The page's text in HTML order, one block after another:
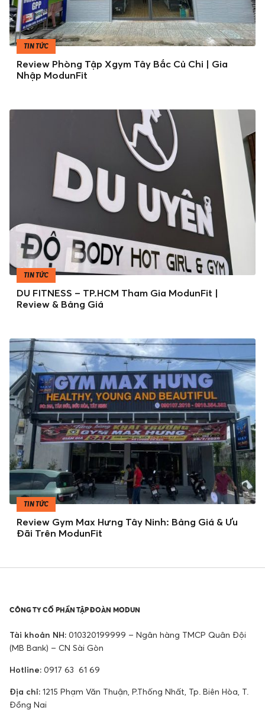
TIN TỨC
Review Phòng Tập Xgym Tây Bắc Củ Chi | Gia
Nhập ModunFit
TIN TỨC
DU FITNESS – TP.HCM Tham Gia ModunFit |
Review & Bảng Giá
TIN TỨC
Review Gym Max Hưng Tây Ninh: Bảng Giá & Ưu
Đãi Trên ModunFit
CÔNG TY CỔ PHẦN TẬP ĐOÀN MODUN
Tài khoản NH: 010320199999 – Ngân hàng TMCP Quân Đội
(MB Bank) – CN Sài Gòn
Hotline: 0917 63 61 69
Địa chỉ: 1215 Phạm Văn Thuận, P.Thống Nhất, Tp. Biên Hòa, T.
Đồng Nai